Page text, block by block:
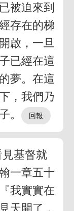
被迫來到
存在的梯
啟，一旦
已經在這
夢。在這
，我們乃
。
基督就
一章五十
我實實在
天開了，